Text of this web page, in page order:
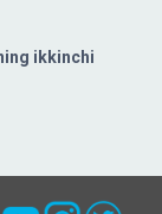
ikkinchi